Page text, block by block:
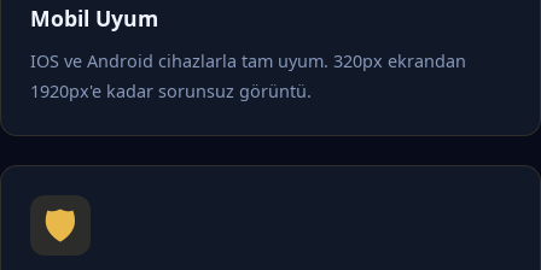
Mobil Uyum
IOS ve Android cihazlarla tam uyum. 320px ekrandan
1920px'e kadar sorunsuz görüntü.
🛡️